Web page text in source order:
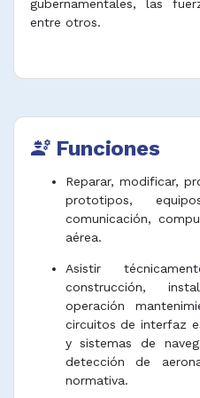
gubernamentales, las
entre otros.
engineering Funciones
Reparar, modificar,
prototipos,
comunicación,
aérea.
Asistir
construcción,
operación
circuitos de interfaz
y sistemas de
detección de
normativa.